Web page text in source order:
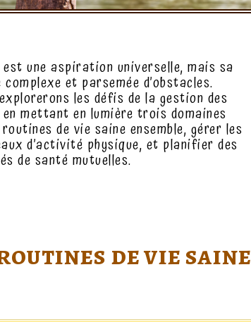
est une aspiration universelle, mais sa
et parsemée d’obstacles.
les défis de la gestion des
mettant en lumière trois domaines
de vie saine ensemble, gérer les
d’activité physique, et planifier des
de santé mutuelles.
de vie saine